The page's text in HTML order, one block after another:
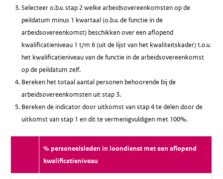
Selecteer o.b.v. stap 2 welke arbeidsovereenkomsten op de
peildatum minus 1 kwartaal (o.b.v. de functie in de
arbeidsovereenkomst) beschikken over een aflopend
kwalificatieniveau 1 t/m 6 (uit de lijst van het kwaliteitskader) t.o.v.
het kwalificatieniveau van de functie in de arbeidsovereenkomst
op de peildatum zelf.
Bereken het totaal aantal personen behoorende bij de
arbeidsovereenkomsten uit stap 3.
Bereken de indicator door uitkomst van stap 4 te delen door de
uitkomst van stap 1 en dit te vermenigvuldigen met 100%.
% personeelsleden in loondienst met een aflopend
kwalificatieniveau